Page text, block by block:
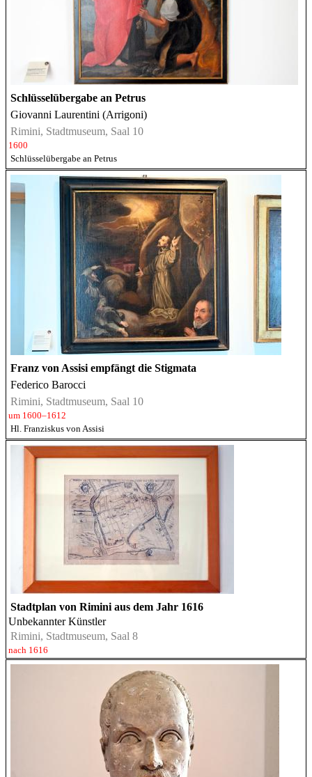
Schlüsselübergabe an Petrus
Giovanni Laurentini (Arrigoni)
Rimini, Stadtmuseum, Saal 10
1600
Schlüsselübergabe an Petrus
Franz von Assisi empfängt die Stigmata
Federico Barocci
Rimini, Stadtmuseum, Saal 10
um 1600–1612
Hl. Franziskus von Assisi
Stadtplan von Rimini aus dem Jahr 1616
Unbekannter Künstler
Rimini, Stadtmuseum, Saal 8
nach 1616